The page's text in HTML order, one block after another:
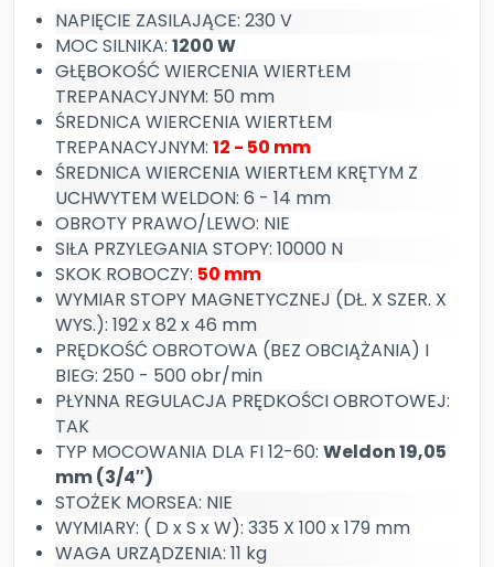
NAPIĘCIE ZASILAJĄCE: 230 V
MOC SILNIKA: 1200 W
GŁĘBOKOŚĆ WIERCENIA WIERTŁEM
TREPANACYJNYM: 50 mm
ŚREDNICA WIERCENIA WIERTŁEM
TREPANACYJNYM: 12 - 50 mm
ŚREDNICA WIERCENIA WIERTŁEM KRĘTYM Z
UCHWYTEM WELDON: 6 - 14 mm
OBROTY PRAWO/LEWO: NIE
SIŁA PRZYLEGANIA STOPY: 10000 N
SKOK ROBOCZY: 50 mm
WYMIAR STOPY MAGNETYCZNEJ (DŁ. X SZER. X
WYS.): 192 x 82 x 46 mm
PRĘDKOŚĆ OBROTOWA (BEZ OBCIĄŻANIA) I
BIEG: 250 - 500 obr/min
PŁYNNA REGULACJA PRĘDKOŚCI OBROTOWEJ:
TAK
TYP MOCOWANIA DLA FI 12-60: Weldon 19,05
mm (3/4″)
STOŻEK MORSEA: NIE
WYMIARY: ( D x S x W): 335 X 100 x 179 mm
WAGA URZĄDZENIA: 11 kg